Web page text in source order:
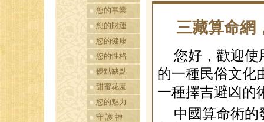
您的事業
您的財運
您的健康
您的性格
優點缺點
甜蜜花園
您的魅力
守 護 神
三藏算命網
您好，歡迎使
的一種民俗文化
一種擇吉避凶的
中國算命術的